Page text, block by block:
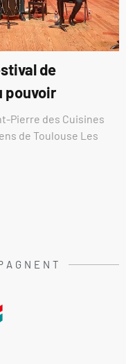
de
pouvoir
Pierre des Cuisines
de Toulouse Les